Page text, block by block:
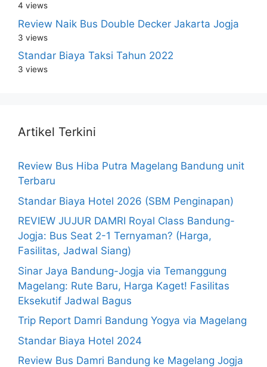
4 views
Review Naik Bus Double Decker Jakarta Jogja
3 views
Standar Biaya Taksi Tahun 2022
3 views
Artikel Terkini
Review Bus Hiba Putra Magelang Bandung unit
Terbaru
Standar Biaya Hotel 2026 (SBM Penginapan)
REVIEW JUJUR DAMRI Royal Class Bandung-
Jogja: Bus Seat 2-1 Ternyaman? (Harga,
Fasilitas, Jadwal Siang)
Sinar Jaya Bandung-Jogja via Temanggung
Magelang: Rute Baru, Harga Kaget! Fasilitas
Eksekutif Jadwal Bagus
Trip Report Damri Bandung Yogya via Magelang
Standar Biaya Hotel 2024
Review Bus Damri Bandung ke Magelang Jogja